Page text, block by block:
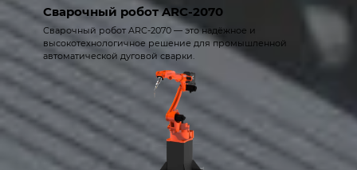
Сварочный робот ARC-2070
Сварочный робот ARC-2070 — это надёжное и
высокотехнологичное решение для промышленной
автоматической дуговой сварки.